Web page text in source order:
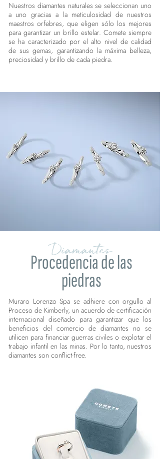
Nuestros diamantes naturales se seleccionan uno
a uno gracias a la meticulosidad de nuestros
maestros orfebres, que eligen sólo los mejores
para garantizar un brillo estelar. Comete siempre
se ha caracterizado por el alto nivel de calidad
de sus gemas, garantizando la máxima belleza,
preciosidad y brillo de cada piedra.
Diamantes
Procedencia de las
piedras
Muraro Lorenzo Spa se adhiere con orgullo al
Proceso de Kimberly, un acuerdo de certificación
internacional diseñado para garantizar que los
beneficios del comercio de diamantes no se
utilicen para financiar guerras civiles o explotar el
trabajo infantil en las minas. Por lo tanto, nuestros
diamantes son conflict-free.